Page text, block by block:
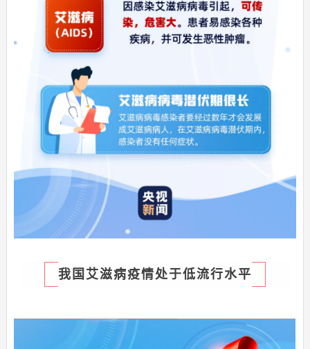
我国艾滋病疫情处于低流行水平